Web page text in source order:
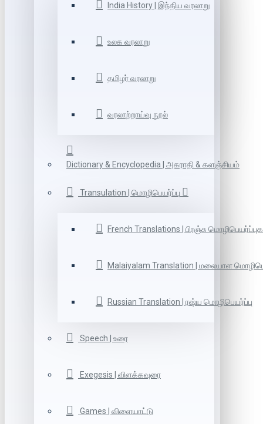
India History | இந்திய வரலாறு
உலக வரலாறு
தமிழர் வரலாறு
வரலாற்றாய்வு நூல்
Dictionary & Encyclopedia | அகராதி & களஞ்சியம்
Transulation | மொழிபெயர்ப்பு
French Translations | பிரஞ்சு
Malaiyalam Translation | மலையாள
Russian Translation | ரஷ்ய மொழிபெயர்ப்பு
Speech | உரை
Exegesis | விளக்கவுரை
Games | விளையாட்டு